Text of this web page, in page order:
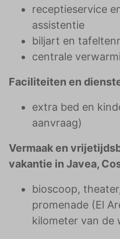
receptieservice
assistentie
biljart en
centrale
Faciliteiten en
extra bed en
aanvraag)
Vermaak en
vakantie in Javea,
bioscoop,
promenade (El
kilometer van de